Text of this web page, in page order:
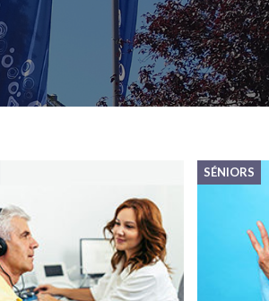
SÉNIORS